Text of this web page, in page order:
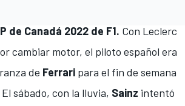
de Canadá 2022 de F1. Con Leclerc
cambiar motor, el piloto español era
de Ferrari para el fin de semana
El sábado, con la lluvia, Sainz intentó